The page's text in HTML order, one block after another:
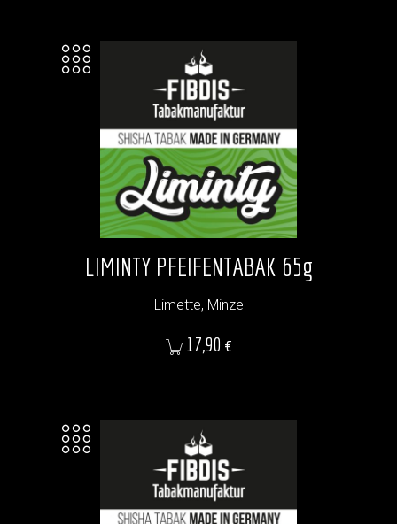
LIMINTY PFEIFENTABAK 65g
Limette, Minze
Preis
17,90 €